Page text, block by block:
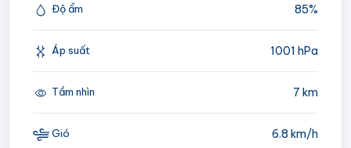
Độ ẩm 85%
Áp suất 1001 hPa
Tầm nhìn 7 km
Gió 6.8 km/h